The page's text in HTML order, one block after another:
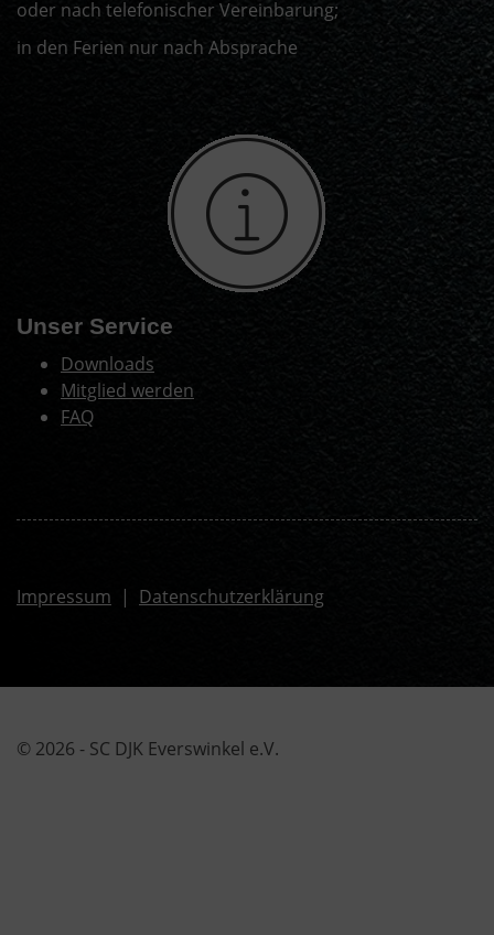
oder nach telefonischer Vereinbarung;
in den Ferien nur nach Absprache
Unser Service
Downloads
Mitglied werden
FAQ
Impressum | Datenschutzerklärung
© 2026 - SC DJK Everswinkel e.V.